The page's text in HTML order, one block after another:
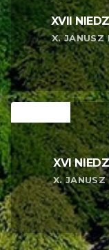
XVII
X.
XVI
X.